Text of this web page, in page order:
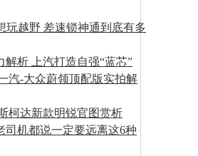
玩越野 差速锁神通到底有多
解析 上汽打造自强“蓝芯”
汽-大众蔚领顶配版实拍解
柯达新款明锐官图赏析
司机都说一定要远离这6种